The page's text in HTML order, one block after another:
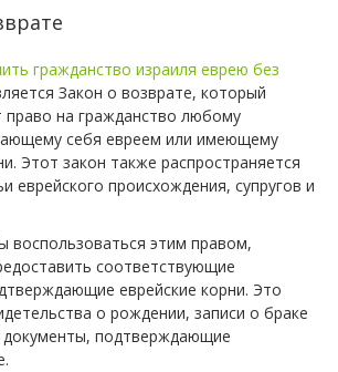
гражданство израиля еврею без
Закон о возврате, который
право на гражданство любому
себя евреем или имеющему
Этот закон также распространяется
еврейского происхождения, супругов и
воспользоваться этим правом,
соответствующие
еврейские корни. Это
о рождении, записи о браке
документы, подтверждающие